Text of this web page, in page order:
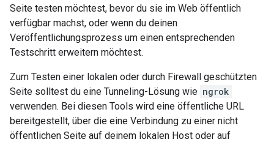
Seite testen möchtest, bevor du sie im Web öffentlich
verfügbar machst, oder wenn du deinen
Veröffentlichungsprozess um einen entsprechenden
Testschritt erweitern möchtest.
Zum Testen einer lokalen oder durch Firewall geschützten
Seite solltest du eine Tunneling-Lösung wie ngrok
verwenden. Bei diesen Tools wird eine öffentliche URL
bereitgestellt, über die eine Verbindung zu einer nicht
öffentlichen Seite auf deinem lokalen Host oder auf